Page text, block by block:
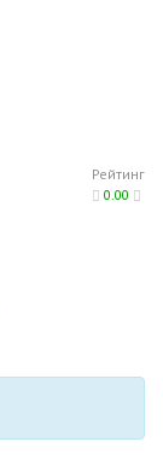
Рейтинг
0.00